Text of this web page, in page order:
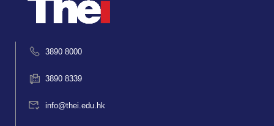
3890 8000
3890 8339
info@thei.edu.hk